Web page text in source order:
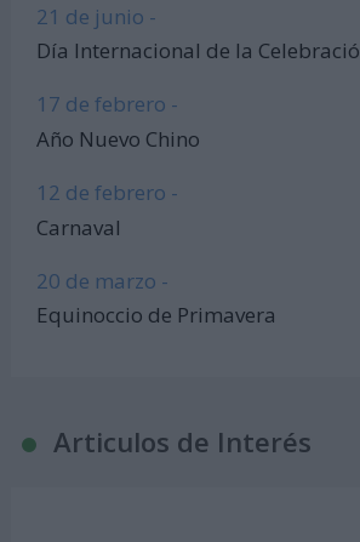
21 de junio -
Día Internacional de la
17 de febrero -
Año Nuevo Chino
12 de febrero -
Carnaval
20 de marzo -
Equinoccio de Primavera
Articulos de Interés